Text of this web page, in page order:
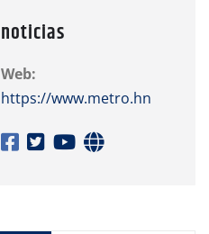
noticias
Web:
https://www.metro.hn